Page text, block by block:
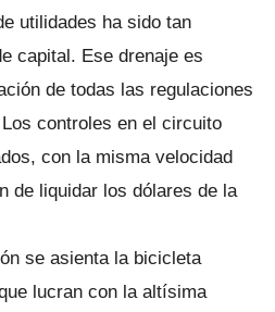
utilidades ha sido tan
capital. Ese drenaje es
de todas las regulaciones
controles en el circuito
con la misma velocidad
de liquidar los dólares de la
se asienta la bicicleta
lucran con la altísima